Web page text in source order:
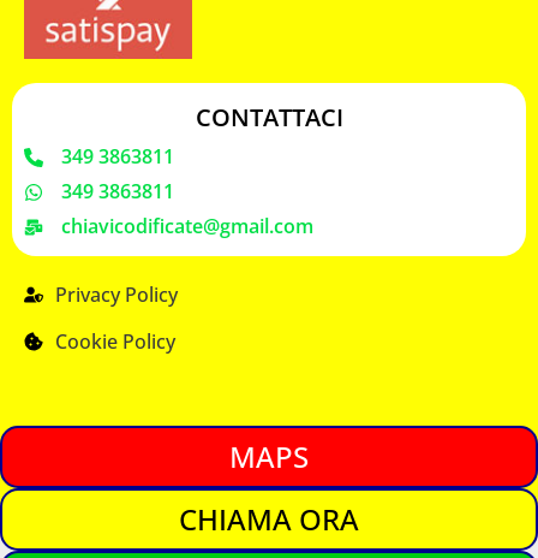
CONTATTACI
349 3863811
349 3863811
chiavicodificate@gmail.com
Privacy Policy
Cookie Policy
MAPS
CHIAMA ORA